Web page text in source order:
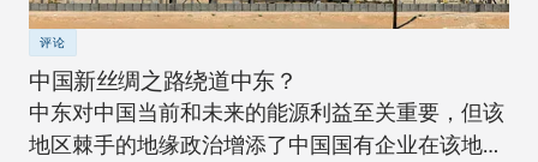
评论
中国新丝绸之路绕道中东？
中东对中国当前和未来的能源利益至关重要，但该
地区棘手的地缘政治增添了中国国有企业在该地进